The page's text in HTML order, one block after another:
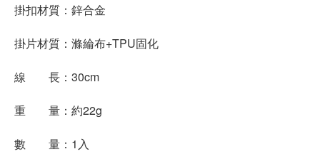
掛扣材質：鋅合金
掛片材質：滌綸布+TPU固化
線 長：30cm
重 量：約22g
數 量：1入